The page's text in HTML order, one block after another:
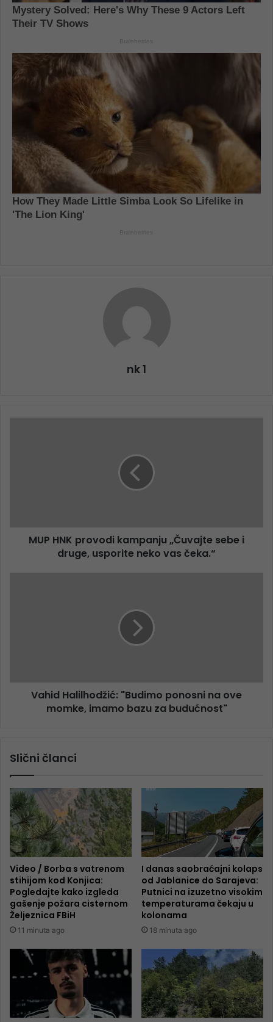
nk 1
MUP HNK provodi kampanju „Čuvajte sebe i
druge, usporite neko vas čeka.“
Vahid Halilhodžić: "Budimo ponosni na ove
momke, imamo bazu za budućnost"
Slični članci
Video / Borba s vatrenom
stihijom kod Konjica:
Pogledajte kako izgleda
gašenje požara cisternom
Željeznica FBiH
11 minuta ago
I danas saobraćajni kolaps
od Jablanice do Sarajeva:
Putnici na izuzetno visokim
temperaturama čekaju u
kolonama
18 minuta ago